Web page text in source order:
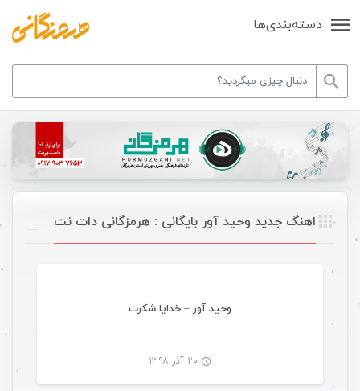
دسته‌بندی‌ها
اهنگ جدید وحید آور بایگانی : هرمزگانی دات نت
وحید آور – خدایا شکرت
۲۰ آذر ۱۳۹۸